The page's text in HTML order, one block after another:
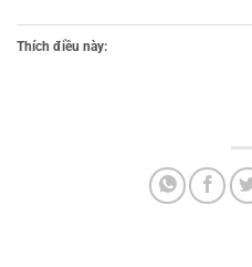
Thích điều này: